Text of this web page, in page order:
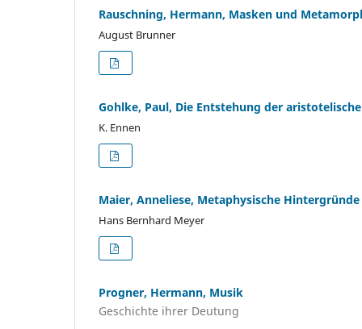
Rauschning, Hermann, Masken und
August Brunner
Gohlke, Paul, Die Entstehung der
K. Ennen
Maier, Anneliese, Metaphysische
Hans Bernhard Meyer
Progner, Hermann, Musik
Geschichte ihrer Deutung